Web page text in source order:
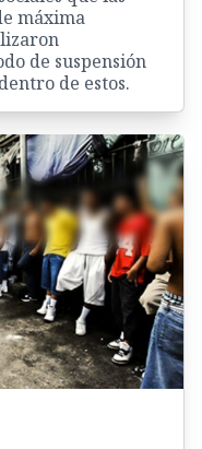
máxima
de suspensión
de estos.